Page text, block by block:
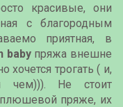
красивые, они
с благородным
приятная, в
babyпряжа внешне
хочется трогать ( и,
чем))). Не стоит
пряже, их